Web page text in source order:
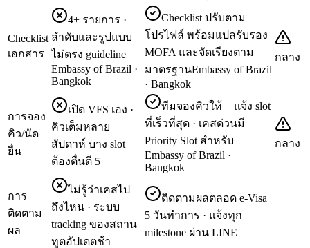
Checklist
เอกสาร
4+ รายการ ·
ลำดับและรูปแบบ
ไม่ตรง guideline
Embassy of Brazil ·
Bangkok
Checklist ปรับตาม
โปรไฟล์ พร้อมแปลรับรอง
MOFA และจัดเรียงตาม
มาตรฐานEmbassy of Brazil
· Bangkok
กลาง
การจอง
คิว/นัด
ยื่น
เปิด VFS เอง ·
คิวเต็มหลาย
สัปดาห์ บาง slot
ต้องตื่นตี 5
ทีมจองคิวให้ + แจ้ง slot
ที่เร็วที่สุด · เคสด่วนมี
Priority Slot สำหรับ
Embassy of Brazil ·
Bangkok
กลาง
การ
ติดตาม
ผล
ไม่รู้ว่าเคสไป
ถึงไหน · ระบบ
tracking ของสถาน
ทูตอัปเดตช้า
ติดตามผลตลอด e-Visa
5 วันทำการ · แจ้งทุก
milestone ผ่าน LINE